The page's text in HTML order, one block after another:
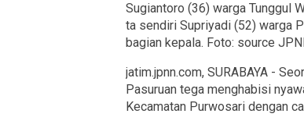
Sugiantoro (36) warga Tunggul
ta sendiri Supriyadi (52) warga
bagian kepala. Foto: source
jatim.jpnn.com, SURABAYA -
Pasuruan tega menghabisi
Kecamatan Purwosari dengan